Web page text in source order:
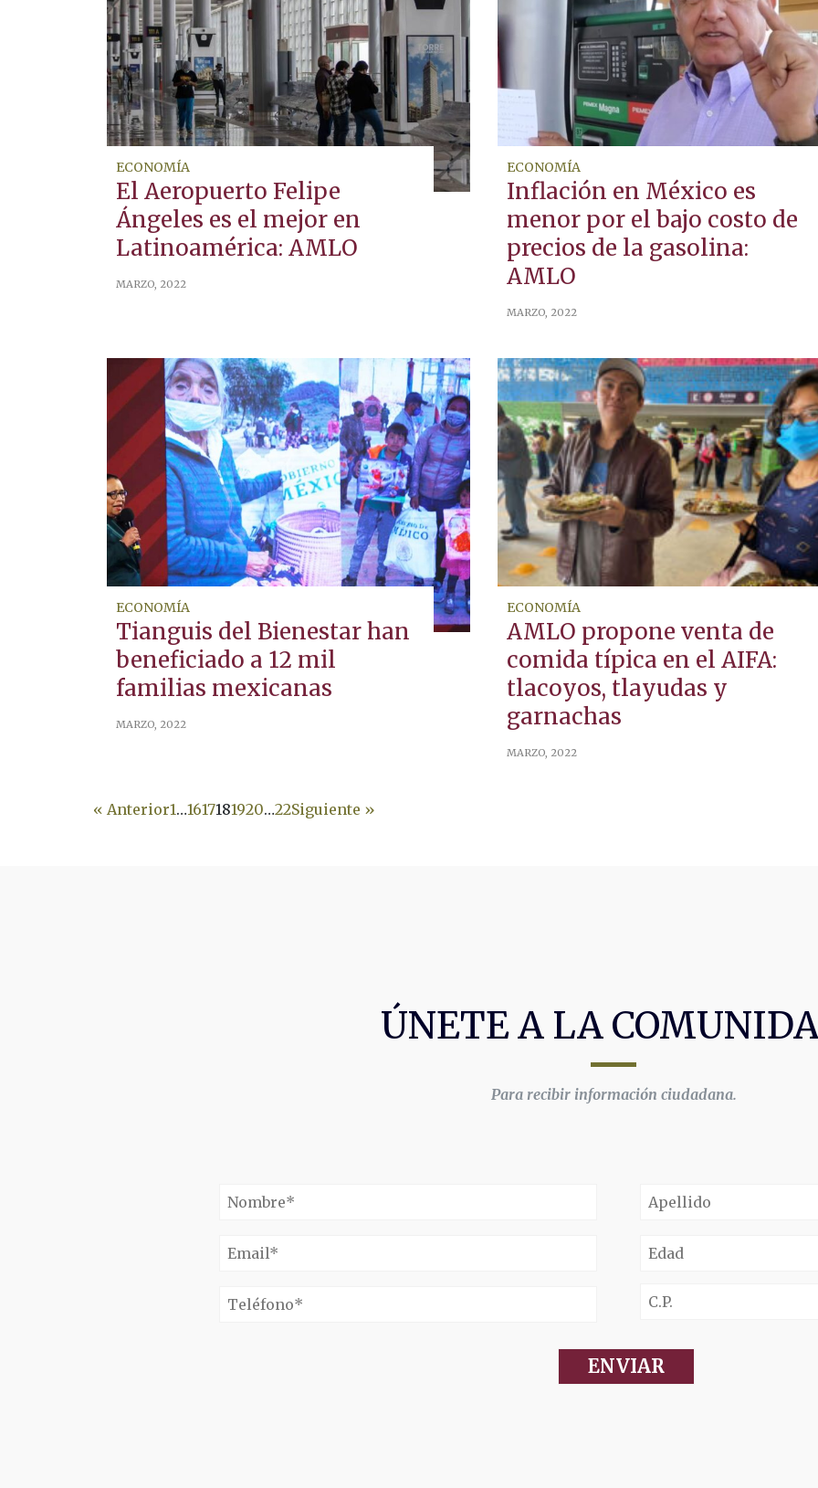
ECONOMÍA
El Aeropuerto Felipe
Ángeles es el mejor en
Latinoamérica: AMLO
MARZO, 2022
ECONOMÍA
Inflación en México es
menor por el bajo costo de
precios de la gasolina:
AMLO
MARZO, 2022
ECONOMÍA
Tianguis del Bienestar han
beneficiado a 12 mil
familias mexicanas
MARZO, 2022
ECONOMÍA
AMLO propone venta de
comida típica en el AIFA:
tlacoyos, tlayudas y
garnachas
MARZO, 2022
« Anterior1…1617181920…22Siguiente »
ÚNETE A LA
Para recibir información ciudadana.